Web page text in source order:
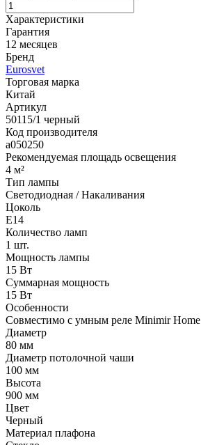
Характеристики
Гарантия
12 месяцев
Бренд
Eurosvet
Торговая марка
Китай
Артикул
50115/1 черный
Код производителя
a050250
Рекомендуемая площадь освещения
4 м²
Тип лампы
Светодиодная / Накаливания
Цоколь
E14
Количество ламп
1 шт.
Мощность лампы
15 Вт
Суммарная мощность
15 Вт
Особенности
Cовместимо с умным реле Minimir Home
Диаметр
80 мм
Диаметр потолочной чаши
100 мм
Высота
900 мм
Цвет
Черный
Материал плафона